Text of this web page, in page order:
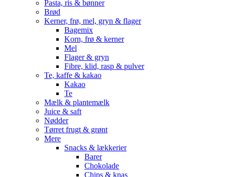
Pasta, ris & bønner
Brød
Kerner, frø, mel, gryn & flager
Bagemix
Korn, frø & kerner
Mel
Flager & gryn
Fibre, klid, rasp & pulver
Te, kaffe & kakao
Kakao
Te
Mælk & plantemælk
Juice & saft
Nødder
Tørret frugt & grønt
Mere
Snacks & lækkerier
Barer
Chokolade
Chips & knas